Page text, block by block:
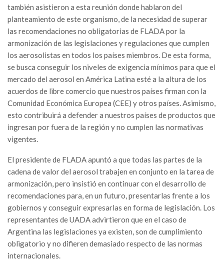
también asistieron a esta reunión donde hablaron del
planteamiento de este organismo, de la necesidad de superar
las recomendaciones no obligatorias de FLADA por la
armonización de las legislaciones y regulaciones que cumplen
los aerosolistas en todos los países miembros. De esta forma,
se busca conseguir los niveles de exigencia mínimos para que el
mercado del aerosol en América Latina esté a la altura de los
acuerdos de libre comercio que nuestros países firman con la
Comunidad Económica Europea (CEE) y otros países. Asimismo,
esto contribuirá a defender a nuestros países de productos que
ingresan por fuera de la región y no cumplen las normativas
vigentes.
El presidente de FLADA apuntó a que todas las partes de la
cadena de valor del aerosol trabajen en conjunto en la tarea de
armonización, pero insistió en continuar con el desarrollo de
recomendaciones para, en un futuro, presentarlas frente a los
gobiernos y conseguir expresarlas en forma de legislación. Los
representantes de UADA advirtieron que en el caso de
Argentina las legislaciones ya existen, son de cumplimiento
obligatorio y no difieren demasiado respecto de las normas
internacionales.